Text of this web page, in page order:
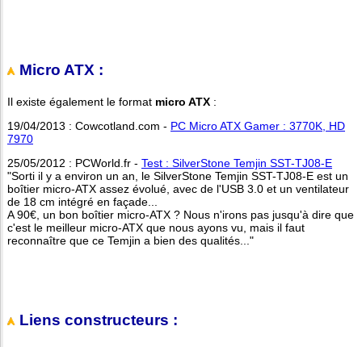
Micro ATX :
Il existe également le format micro ATX :
19/04/2013 : Cowcotland.com - PC Micro ATX Gamer : 3770K, HD
7970
25/05/2012 : PCWorld.fr - Test : SilverStone Temjin SST-TJ08-E
"Sorti il y a environ un an, le SilverStone Temjin SST-TJ08-E est un
boîtier micro-ATX assez évolué, avec de l'USB 3.0 et un ventilateur
de 18 cm intégré en façade...
A 90€, un bon boîtier micro-ATX ? Nous n'irons pas jusqu'à dire que
c'est le meilleur micro-ATX que nous ayons vu, mais il faut
reconnaître que ce Temjin a bien des qualités..."
Liens constructeurs :